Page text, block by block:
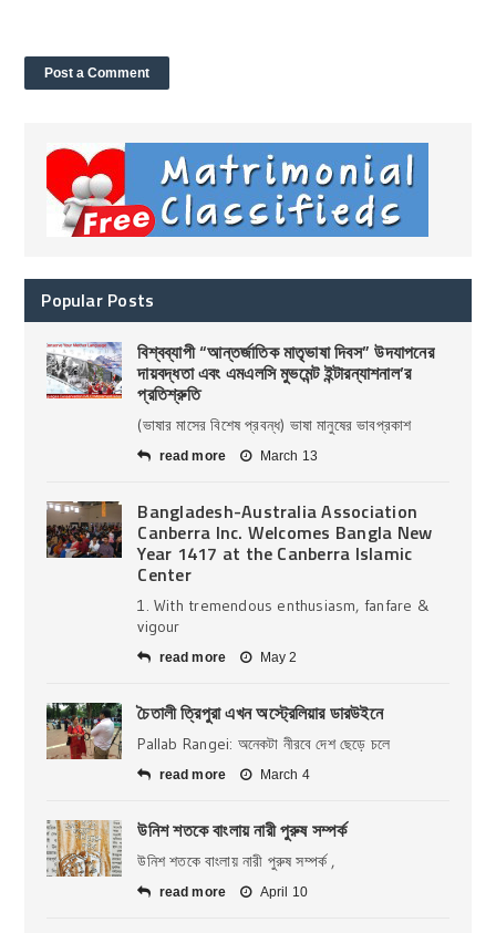
Popular Posts
বিশ্বব্যাপী “আন্তর্জাতিক মাতৃভাষা দিবস” উদযাপনের
দায়বদ্ধতা এবং এমএলসি মুভমেন্ট ইন্টারন্যাশনাল’র
প্রতিশ্রুতি
(ভাষার মাসের বিশেষ প্রবন্ধ) ভাষা মানুষের ভাবপ্রকাশ
read more March 13
Bangladesh-Australia Association
Canberra Inc. Welcomes Bangla New
Year 1417 at the Canberra Islamic
Center
1. With tremendous enthusiasm, fanfare &
vigour
read more May 2
চৈতালী ত্রিপুরা এখন অস্ট্রেলিয়ার ডারউইনে
Pallab Rangei: অনেকটা নীরবে দেশ ছেড়ে চলে
read more March 4
উনিশ শতকে বাংলায় নারী পুরুষ সম্পর্ক
উনিশ শতকে বাংলায় নারী পুরুষ সম্পর্ক ,
read more April 10